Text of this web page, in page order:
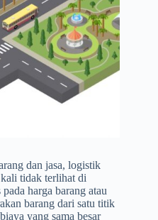
dan jasa, logistik
tidak terlihat di
harga barang atau
barang dari satu titik
yang sama besar